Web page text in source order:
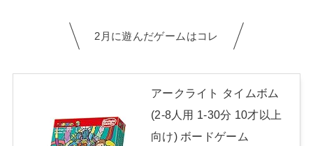
2月に遊んだゲームはコレ
アークライト タイムボム
(2-8人用 1-30分 10才以上
向け) ボードゲーム